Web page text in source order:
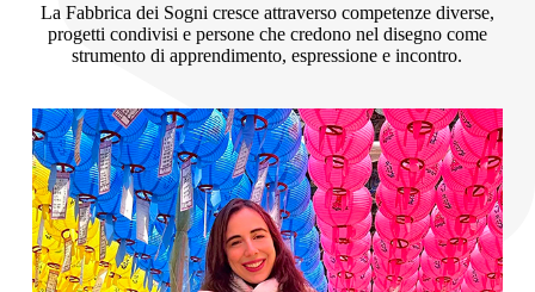
La Fabbrica dei Sogni cresce attraverso competenze diverse,
progetti condivisi e persone che credono nel disegno come
strumento di apprendimento, espressione e incontro.